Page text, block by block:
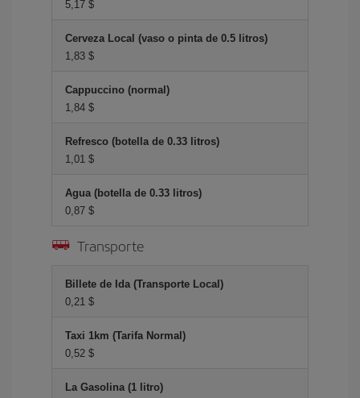
5,17 $
Cerveza Local (vaso o pinta de 0.5 litros)
1,83 $
Cappuccino (normal)
1,84 $
Refresco (botella de 0.33 litros)
1,01 $
Agua (botella de 0.33 litros)
0,87 $
Transporte
Billete de Ida (Transporte Local)
0,21 $
Taxi 1km (Tarifa Normal)
0,52 $
La Gasolina (1 litro)